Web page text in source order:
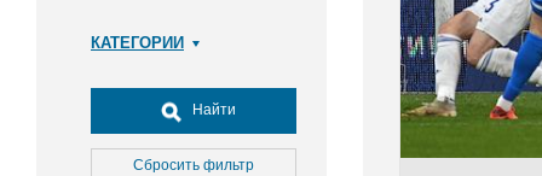
КАТЕГОРИИ
Досуг, туризм и отдых
Культура
Медицина
Найти
Сбросить фильтр